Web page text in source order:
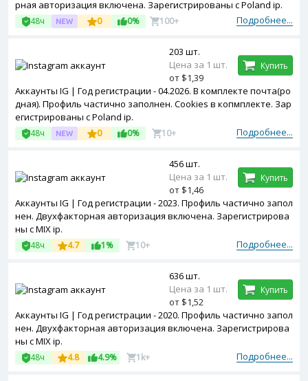
рная авторизация включена. Зарегистрированы с Poland ip.
Подробнее...
48ч 0 0% 100+
Аккаунты IG | Год регистрации - 04.2026. В комплекте почта(ро
дная). Профиль частично заполнен. Cookies в копмплекте. Зар
егистрированы с Poland ip.
Подробнее...
48ч 0 0% 10+
203 шт.
Цена за 1 шт.
от $1,39
Купить
Аккаунты IG | Год регистрации - 2023. Профиль частично запол
нен. Двухфакторная авторизация включена. Зарегистрирова
ны с MIX ip.
Подробнее...
48ч 4.7 1% 10+
456 шт.
Цена за 1 шт.
от $1,46
Купить
Аккаунты IG | Год регистрации - 2020. Профиль частично запол
нен. Двухфакторная авторизация включена. Зарегистрирова
ны с MIX ip.
Подробнее...
48ч 4.8 4.9% 1k+
636 шт.
Цена за 1 шт.
от $1,52
Купить